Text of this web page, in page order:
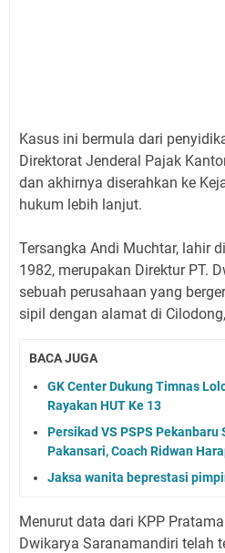
Kasus ini bermula dari
Direktorat Jenderal Pajak
dan akhirnya diserahkan ke
hukum lebih lanjut.
Tersangka Andi Muchtar, lahir
1982, merupakan Direktur PT.
sebuah perusahaan yang
sipil dengan alamat di
BACA JUGA
GK Center Dukung Timnas
Rayakan HUT Ke 13
Persikad VS PSPS Pekanbaru
Pakansari, Coach Ridwan
Jaksa wanita beprestasi
Menurut data dari KPP
Dwikarya Saranamandiri telah